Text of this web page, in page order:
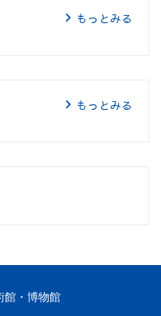
もっとみる
もっとみる
館・博物館